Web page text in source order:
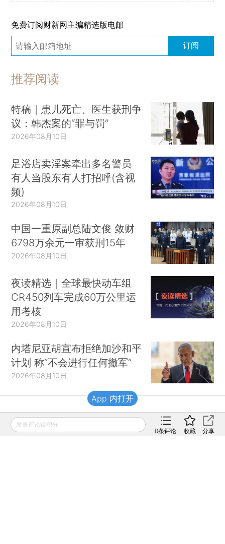
免费订阅财新网主编精选版电邮
订阅
推荐阅读
特稿｜患儿死亡、医生获刑争
议：韩杰案的“罪与罚”
2026年08月10日
足浴店卖淫案牵出多名警员
有人当股东有人打招呼(含视
频)
2026年08月10日
中国一重原副总陆文俊 敛财
6798万余元一审获刑15年
2026年08月10日
夜读精选｜全球最快动车组
CR450列车完成60万公里运
用考核
2026年08月10日
内塔尼亚胡宣布拒绝加沙和平
计划 称“不会进行任何撤军”
2026年08月10日
财新移动
发表评论得积分
0条评论 收藏 分享
App 内打开